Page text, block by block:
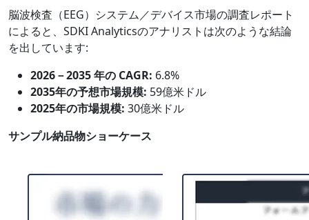
脳波検査（EEG）システム／デバイス市場の調査レポート
によると、SDKI Analyticsのアナリストは次のような結論
を出しています:
2026－2035 年の CAGR: 6.8%
2035年の予想市場規模: 59億米ドル
2025年の市場規模: 30億米ドル
サンプル納品物ショーケース